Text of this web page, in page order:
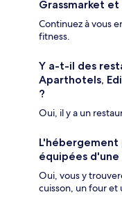
Grassmarket
Continuez à vous
fitness.
Y a-t-il des
Aparthotels,
?
Oui, il y a un
équipées
Oui, vous y
cuisson, un four et